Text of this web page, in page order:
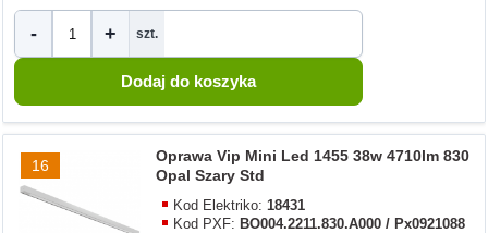
- + szt.
16
Oprawa Vip Mini Led 1455 38w 4710lm 830
Opal Szary Std
Kod Elektriko:18431
Kod PXF: BO004.2211.830.A000 / Px0921088